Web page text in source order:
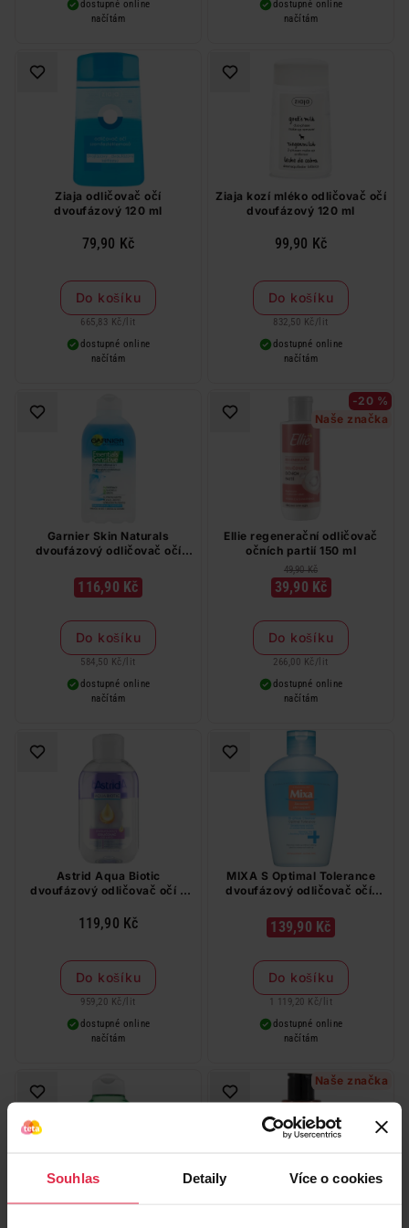
Souhlas Detaily Více o cookies
dostupné online
načítám
dostupné online
načítám
Ziaja odličovač očí
dvoufázový 120 ml
79,90 Kč
Do košíku
665,83 Kč / lit
dostupné online
načítám
Ziaja kozí mléko odličovač očí
dvoufázový 120 ml
99,90 Kč
Do košíku
832,50 Kč / lit
dostupné online
načítám
Garnier Skin Naturals
dvoufázový odličovač očí
116,90 Kč
Do košíku
584,50 Kč / lit
dostupné online
načítám
-20 %
Naše značka
Ellie regenerační odličovač
očních partií 150 ml
49,90 Kč
39,90 Kč
Do košíku
266,00 Kč / lit
dostupné online
načítám
Astrid Aqua Biotic
dvoufázový odličovač očí a
119,90 Kč
Do košíku
959,20 Kč / lit
dostupné online
načítám
MIXA S Optimal Tolerance
dvoufázový odličovač očí,
139,90 Kč
Do košíku
1 119,20 Kč/ lit
dostupné online
načítám
Naše značka